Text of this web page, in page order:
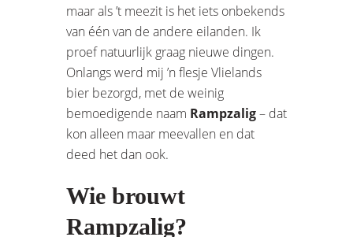
maar als ’t meezit is het iets onbekends
van één van de andere eilanden. Ik
proef natuurlijk graag nieuwe dingen.
Onlangs werd mij ’n flesje Vlielands
bier bezorgd, met de weinig
bemoedigende naam Rampzalig– dat
kon alleen maar meevallen en dat
deed het dan ook.
Wie brouwt
Rampzalig?